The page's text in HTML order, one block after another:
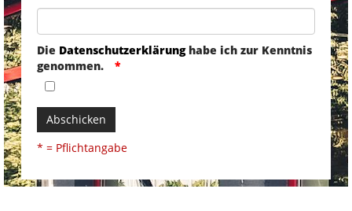
Die Datenschutzerklärunghabe ich zur Kenntnis
genommen.
Abschicken
* = Pflichtangabe